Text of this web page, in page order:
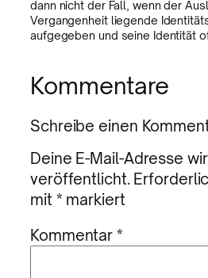
dann nicht der Fall, wenn der
Vergangenheit liegende
aufgegeben und seine Identität
Kommentare
Schreibe einen
Deine E-Mail-Adresse
veröffentlicht.
mit * markiert
Kommentar*